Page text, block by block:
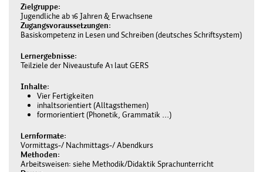
Zielgruppe
Jugendliche ab 16 Jahren & Erwachsene
Zugangsvoraussetzungen
Basiskompetenz in Lesen und Schreiben (deutsches Schriftsystem)
Lernergebnisse
Teilziele der Niveaustufe A1 laut GERS
Inhalte
Vier Fertigkeiten
inhaltsorientiert (Alltagsthemen)
formorientiert (Phonetik, Grammatik …)
Lernformate
Vormittags-/ Nachmittags-/ Abendkurs
Methoden
Arbeitsweisen: siehe Methodik/Didaktik Sprachunterricht